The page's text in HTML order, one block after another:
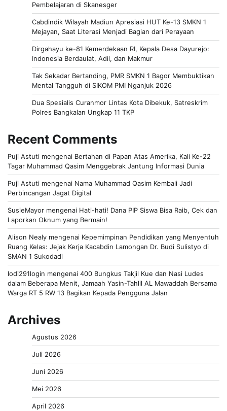
Pembelajaran di Skanesger
Cabdindik Wilayah Madiun Apresiasi HUT Ke-13 SMKN 1
Mejayan, Saat Literasi Menjadi Bagian dari Perayaan
Dirgahayu ke-81 Kemerdekaan RI, Kepala Desa Dayurejo:
Indonesia Berdaulat, Adil, dan Makmur
Tak Sekadar Bertanding, PMR SMKN 1 Bagor Membuktikan
Mental Tangguh di SIKOM PMI Nganjuk 2026
Dua Spesialis Curanmor Lintas Kota Dibekuk, Satreskrim
Polres Bangkalan Ungkap 11 TKP
Recent Comments
Puji Astuti mengenai Bertahan di Papan Atas Amerika, Kali Ke-22
Tagar Muhammad Qasim Menggebrak Jantung Informasi Dunia
Puji Astuti mengenai Nama Muhammad Qasim Kembali Jadi
Perbincangan Jagat Digital
SusieMayor mengenai Hati-hati! Dana PIP Siswa Bisa Raib, Cek dan
Laporkan Oknum yang Bermain!
Alison Nealy mengenai Kepemimpinan Pendidikan yang Menyentuh
Ruang Kelas: Jejak Kerja Kacabdin Lamongan Dr. Budi Sulistyo di
SMAN 1 Sukodadi
lodi291login mengenai 400 Bungkus Takjil Kue dan Nasi Ludes
dalam Beberapa Menit, Jamaah Yasin-Tahlil AL Mawaddah Bersama
Warga RT 5 RW 13 Bagikan Kepada Pengguna Jalan
Archives
Agustus 2026
Juli 2026
Juni 2026
Mei 2026
April 2026